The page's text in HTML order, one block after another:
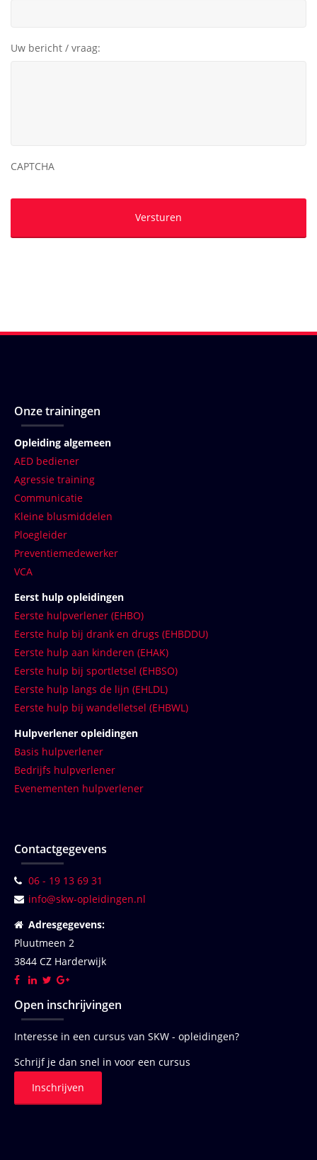
Uw bericht / vraag:
CAPTCHA
Onze trainingen
Opleiding algemeen
AED bediener
Agressie training
Communicatie
Kleine blusmiddelen
Ploegleider
Preventiemedewerker
VCA
Eerst hulp opleidingen
Eerste hulpverlener (EHBO)
Eerste hulp bij drank en drugs (EHBDDU)
Eerste hulp aan kinderen (EHAK)
Eerste hulp bij sportletsel (EHBSO)
Eerste hulp langs de lijn (EHLDL)
Eerste hulp bij wandelletsel (EHBWL)
Hulpverlener opleidingen
Basis hulpverlener
Bedrijfs hulpverlener
Evenementen hulpverlener
Contactgegevens
06 - 19 13 69 31
info@skw-opleidingen.nl
Adresgegevens:
Pluutmeen 2
3844 CZ Harderwijk
Open inschrijvingen
Interesse in een cursus van SKW - opleidingen?
Schrijf je dan snel in voor een cursus
Inschrijven